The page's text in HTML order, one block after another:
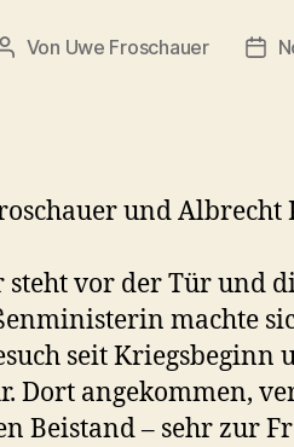
Beitragsautor
Von Uwe Froschauer
und Albrecht
steht vor der Tür und
machte
seit Kriegsbeginn
Dort angekommen,
Beistand – sehr zur